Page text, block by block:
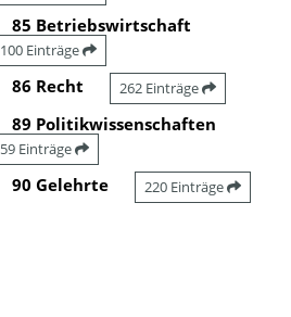
85 Betriebswirtschaft
100 Einträge
86 Recht 262 Einträge
89 Politikwissenschaften
59 Einträge
90 Gelehrte 220 Einträge